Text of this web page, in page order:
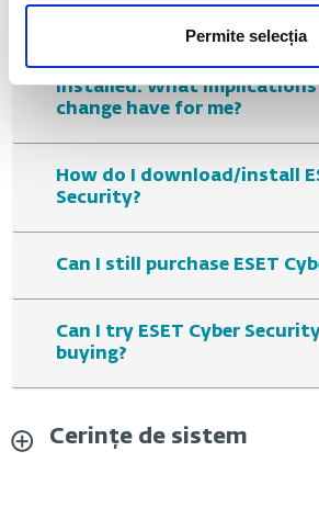
Permite selecția
I have ESET Cyber Security
installed. What
change have for me?
How do I download/install
Security?
Can I still purchase ESET
Can I try ESET Cyber
buying?
Cerințe de sistem